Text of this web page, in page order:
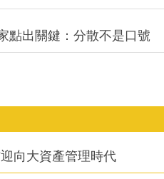
點出關鍵：分散不是口號
向大資產管理時代